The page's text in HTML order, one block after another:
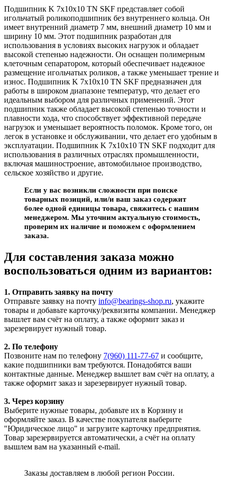
Подшипник K 7x10x10 TN SKF представляет собой
игольчатый роликоподшипник без внутреннего кольца. Он
имеет внутренний диаметр 7 мм, внешний диаметр 10 мм и
ширину 10 мм. Этот подшипник разработан для
использования в условиях высоких нагрузок и обладает
высокой степенью надежности. Он оснащен полимерным
клеточным сепаратором, который обеспечивает надежное
размещение игольчатых роликов, а также уменьшает трение и
износ. Подшипник K 7x10x10 TN SKF предназначен для
работы в широком диапазоне температур, что делает его
идеальным выбором для различных применений. Этот
подшипник также обладает высокой степенью точности и
плавности хода, что способствует эффективной передаче
нагрузок и уменьшает вероятность поломок. Кроме того, он
легок в установке и обслуживании, что делает его удобным в
эксплуатации. Подшипник K 7x10x10 TN SKF подходит для
использования в различных отраслях промышленности,
включая машиностроение, автомобильное производство,
сельское хозяйство и другие.
Если у вас возникли сложности при поиске
товарных позиций, или/и ваш заказ содержит
более одной единицы товара, свяжитесь с нашим
менеджером. Мы уточним актуальную стоимость,
проверим их наличие и поможем с оформлением
заказа.
Для составления заказа можно
воспользоваться одним из вариантов:
1. Отправить заявку на почту
Отправьте заявку на почту info@bearings-shop.ru, укажите
товары и добавьте карточку/реквизиты компании. Менеджер
вышлет вам счёт на оплату, а также оформит заказ и
зарезервирует нужный товар.
2. По телефону
Позвоните нам по телефону 7(960) 111-77-67 и сообщите,
какие подшипники вам требуются. Понадобятся ваши
контактные данные. Менеджер вышлет вам счёт на оплату, а
также оформит заказ и зарезервирует нужный товар.
3. Через корзину
Выберите нужные товары, добавьте их в Корзину и
оформляйте заказ. В качестве покупателя выберите
"Юридическое лицо" и загрузите карточку предприятия.
Товар зарезервируется автоматически, а счёт на оплату
вышлем вам на указанный e-mail.
Заказы доставляем в любой регион России.